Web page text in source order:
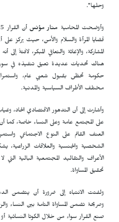
وحلها".
وأوضحت المحامية منار مؤنس
قضايا المرأة والسلام والأمن، حيث يركز على
المشاركة، والإغاثة والتعافي المبكر، لافتةً إلى
هناك تحديات عديدة تعيق تنفيذه في
حكومة تحظى بقبول شعبي عام، واستمرار
مختلف الأطراف السياسية والمدنية.
وأشارت إلى أن التدهور الاقتصادي الحاد،
على المجتمع عامة وعلى النساء خاصة، كما
العنف القائم على النوع الاجتماعي
الشخصية والجنسية والعلاقات الزراعية،
الأعراف والتقاليد المجتمعية البالية
تحقيق المساواة.
ولفتت الانتباه إلى ضرورة أن يتضمن
وصريحة تضمن المساواة التامة بين النساء
صنع القرار سواء من خلال الكوتا النسائية